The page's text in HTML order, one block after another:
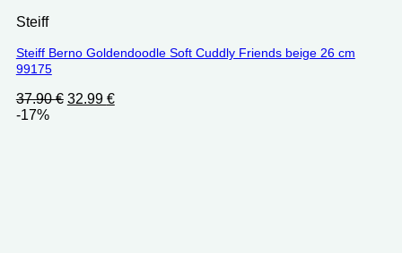
Steiff
Steiff Berno Goldendoodle Soft Cuddly Friends beige 26 cm
99175
37.90€ Ursprünglicher
32.99 €Aktueller
-17%